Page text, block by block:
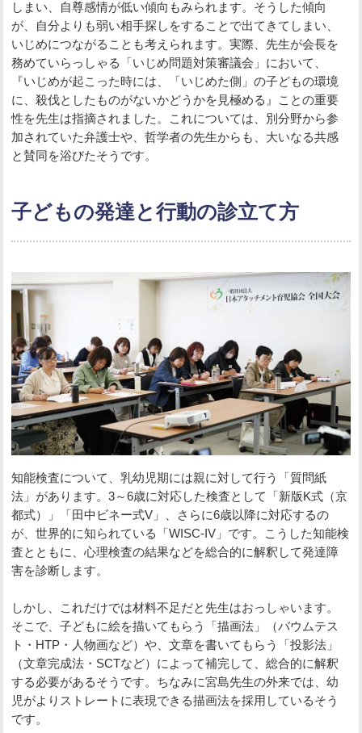
しまい、自尊感情が低い傾向もみられます。そうした傾向
が、自分よりも弱い相手探しをすることで出てきてしまい、
いじめにつながることも考えられます。実際、先生が会長を
務めていらっしゃる「いじめ問題対策審議会」において、
『いじめが起こった時には、「いじめた側」の子どもの環境
に、殺伐としたものがないかどうかを見極める』ことの重要
性を先生は指摘されました。これについては、別分野から参
加されていた弁護士や、哲学者の先生からも、大いなる共感
と賛同を浴びたそうです。
子どもの発達と行動の診立て方
知能検査について、乳幼児期には親に対して行う「質問紙
法」があります。3～6歳に対応した検査として「新版K式（京
都式）」「田中ビネー式V」、さらに6歳以降に対応するの
が、世界的に知られている「WISC-IV」です。こうした知能検
査とともに、心理検査の結果などを総合的に解釈して発達障
害を診断します。
しかし、これだけでは材料不足だと先生はおっしゃいます。
そこで、子どもに絵を描いてもらう「描画法」（バウムテス
ト・HTP・人物画など）や、文章を書いてもらう「投影法」
（文章完成法・SCTなど）によって補完して、総合的に解釈
する必要があるそうです。ちなみに宮島先生の外来では、幼
児がよりストレートに表現できる描画法を採用しているそう
です。